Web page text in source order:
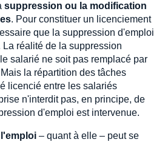
suppression ou la modification
. Pour constituer un licenciement
que la suppression d'emploi
réalité de la suppression
salarié ne soit pas remplacé par
la répartition des tâches
licencié entre les salariés
n'interdit pas, en principe, de
d'emploi est intervenue.
– quant à elle – peut se